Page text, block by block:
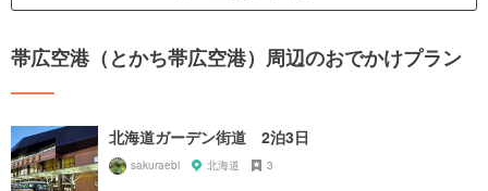
帯広空港（とかち帯広空港）周辺のおでかけプラン
北海道ガーデン街道 2泊3日
sakuraebi 北海道 3